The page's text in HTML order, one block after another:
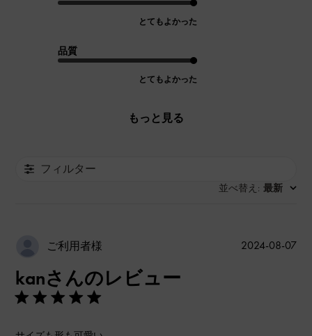
とてもよかった
品質
とてもよかった
もっと見る
フィルター
並べ替え : 最新
ご利用者様
kanさんのレビュー
公
2024-08-07